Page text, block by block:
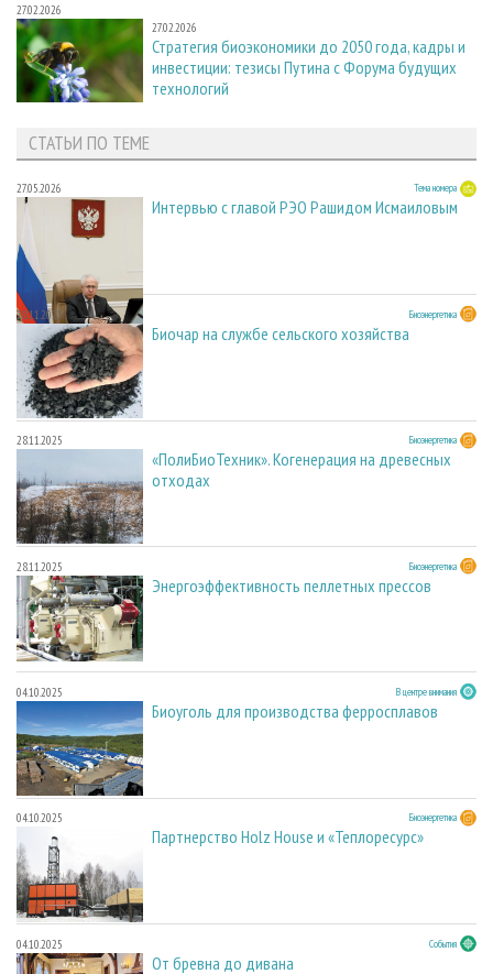
27.02.2026
27.02.2026
Стратегия биоэкономики до 2050 года, кадры и
инвестиции: тезисы Путина с Форума будущих
технологий
СТАТЬИ ПО ТЕМЕ
27.05.2026 Тема номера
Интервью с главой РЭО Рашидом Исмаиловым
28.11.2025 Биоэнергетика
Биочар на службе сельского хозяйства
28.11.2025 Биоэнергетика
«ПолиБиоТехник». Когенерация на древесных
отходах
28.11.2025 Биоэнергетика
Энергоэффективность пеллетных прессов
04.10.2025 В центре внимания
Биоуголь для производства ферросплавов
04.10.2025 Биоэнергетика
Партнерство Holz House и «Теплоресурс»
04.10.2025 События
От бревна до дивана